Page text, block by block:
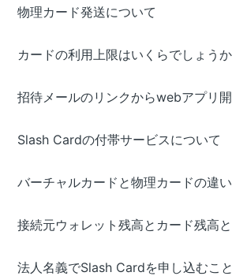
物理カード発送について
カードの利用上限はいくらでしょうか
招待メールのリンクからwebアプリ
Slash Cardの付帯サービスについて
バーチャルカードと物理カードの違い
接続元ウォレット残高とカード残高
法人名義でSlash Cardを申し込むこ